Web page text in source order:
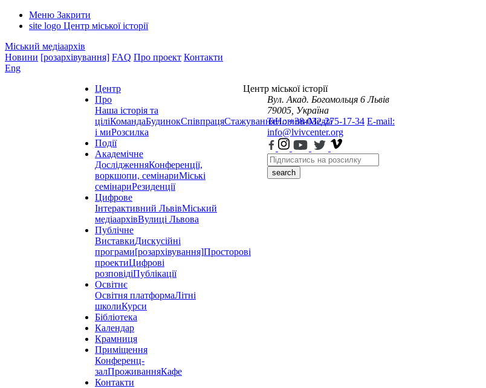
Меню Закрити
site logo Центр міської історії
Міський медіаархів
Новини [розархівування] FAQ Про проект Контакти
Eng
Центр
Про
Наша історія та
ціліКомандаБудинокСпівпрацяСтажуванняНовиниМедіа
і миРозсилка
Події
Академічне
ДослідженняКонференції,
воркшопи, семінариМіські
семінариРезиденції
Цифрове
Інтерактивний ЛьвівМіський
медіаархівВулиці Львова
Публічне
ВиставкиДискусійні
програми[розархівування]Просторові
проектиЦифрові
розповідіПублікації
Освітнє
Освітня платформаЛітні
школиКурси
Бібліотека
Календар
Крамниця
Приміщення
Конференц-
залПроживанняКафе
Контакти
Центр міської історії
Вул. Акад. Богомольця 6 Львів
79005, Україна
Тел.: +38-032-275-17-34 E-mail:
info@lvivcenter.org
search